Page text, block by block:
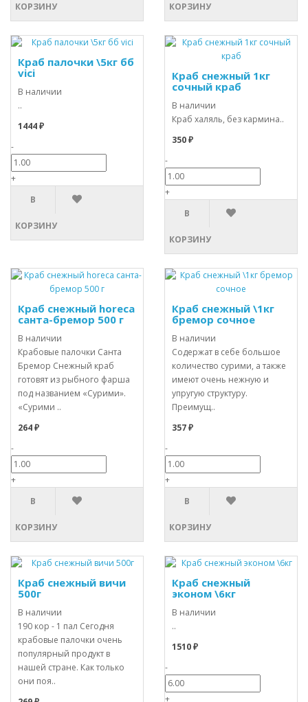
КОРЗИНУ КОРЗИНУ
Краб палочки \5кг бб
vici
В наличии
..
1444 ₽
-
+
В
КОРЗИНУ
Краб снежный 1кг
сочный краб
В наличии
Краб халяль, без кармина..
350 ₽
-
+
В
КОРЗИНУ
Краб снежный horeca
санта-бремор 500 г
В наличии
Крабовые палочки Санта
Бремор Снежный краб
готовят из рыбного фарша
под названием «Сурими».
«Сурими ..
264 ₽
-
+
В
КОРЗИНУ
Краб снежный \1кг
бремор сочное
В наличии
Содержат в себе большое
количество сурими, а также
имеют очень нежную и
упругую структуру.
Преимущ..
357 ₽
-
+
В
КОРЗИНУ
Краб снежный вичи
500г
В наличии
190 кор - 1 пал Сегодня
крабовые палочки очень
популярный продукт в
нашей стране. Как только
они поя..
Краб снежный
эконом \6кг
В наличии
..
1510 ₽
-
+